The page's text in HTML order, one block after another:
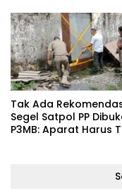
‎Tak Ada
Segel Satpol PP
P3MB: Aparat Harus